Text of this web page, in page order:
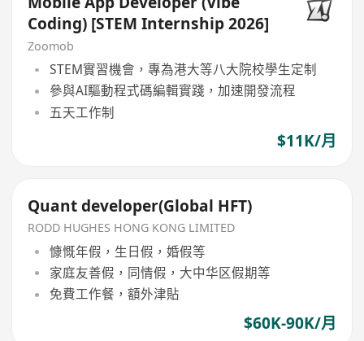
Coding) [STEM Internship 2026]
Zoomob
STEM實習機會，專為港大等八大院校學生定制
參與AI驅動程式碼編輯實踐，加速開發流程
五天工作制
$11K/月
Quant developer(Global HFT)
RODD HUGHES HONG KONG LIMITED
慷慨年假，生日假，婚假等
家庭友善假，同情假，大中华区假期等
免費工作餐，額外津貼
$60K-90K/月